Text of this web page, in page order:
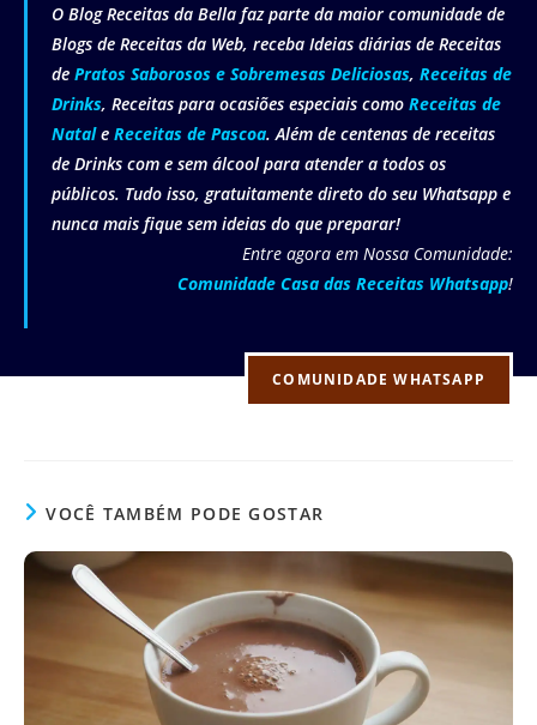
O Blog Receitas da Bella faz parte da maior comunidade de
Blogs de Receitas da Web, receba Ideias diárias de Receitas
de Pratos Saborosos e Sobremesas Deliciosas, Receitas de
Drinks, Receitas para ocasiões especiais como Receitas de
Natale Receitas de Pascoa. Além de centenas de receitas
de Drinks com e sem álcool para atender a todos os
públicos. Tudo isso, gratuitamente direto do seu Whatsapp e
nunca mais fique sem ideias do que preparar!
Entre agora em Nossa Comunidade:
Comunidade Casa das Receitas Whatsapp!
COMUNIDADE WHATSAPP
VOCÊ TAMBÉM PODE GOSTAR